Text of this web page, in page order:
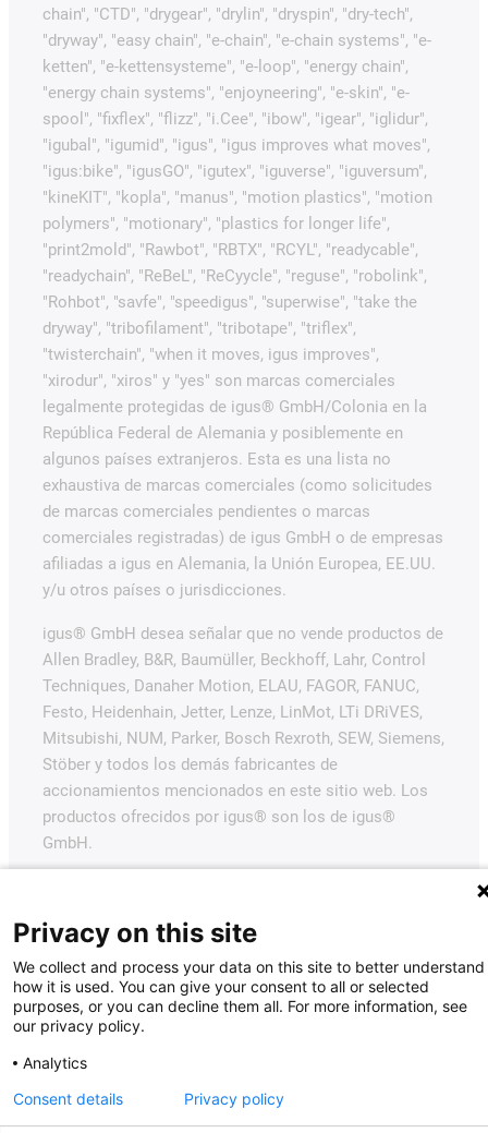
chain", "CTD", "drygear", "drylin", "dryspin", "dry-tech",
"dryway", "easy chain", "e-chain", "e-chain systems", "e-
ketten", "e-kettensysteme", "e-loop", "energy chain",
"energy chain systems", "enjoyneering", "e-skin", "e-
spool", "fixflex", "flizz", "i.Cee", "ibow", "igear", "iglidur",
"igubal", "igumid", "igus", "igus improves what moves",
"igus:bike", "igusGO", "igutex", "iguverse", "iguversum",
"kineKIT", "kopla", "manus", "motion plastics", "motion
polymers", "motionary", "plastics for longer life",
"print2mold", "Rawbot", "RBTX", "RCYL", "readycable",
"readychain", "ReBeL", "ReCyycle", "reguse", "robolink",
"Rohbot", "savfe", "speedigus", "superwise", "take the
dryway", "tribofilament", "tribotape", "triflex",
"twisterchain", "when it moves, igus improves",
"xirodur", "xiros" y "yes" son marcas comerciales
legalmente protegidas de igus® GmbH/Colonia en la
República Federal de Alemania y posiblemente en
algunos países extranjeros. Esta es una lista no
exhaustiva de marcas comerciales (como solicitudes
de marcas comerciales pendientes o marcas
comerciales registradas) de igus GmbH o de empresas
afiliadas a igus en Alemania, la Unión Europea, EE.UU.
y/u otros países o jurisdicciones.
igus® GmbH desea señalar que no vende productos de
Allen Bradley, B&R, Baumüller, Beckhoff, Lahr, Control
Techniques, Danaher Motion, ELAU, FAGOR, FANUC,
Festo, Heidenhain, Jetter, Lenze, LinMot, LTi DRiVES,
Mitsubishi, NUM, Parker, Bosch Rexroth, SEW, Siemens,
Stöber y todos los demás fabricantes de
accionamientos mencionados en este sitio web. Los
productos ofrecidos por igus® son los de igus®
GmbH.
Privacy on this site
We collect and process your data on this site to better understand
how it is used. You can give your consent to all or selected
purposes, or you can decline them all. For more information, see
our privacy policy.
Analytics
Consent details
Privacy policy